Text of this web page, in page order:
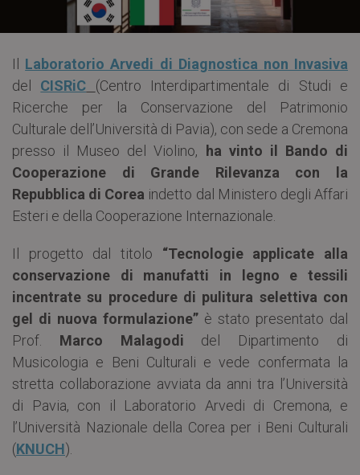
Il Laboratorio Arvedi di Diagnostica non Invasiva
del CISRiC
(Centro Interdipartimentale di Studi e
Ricerche per la Conservazione del Patrimonio
Culturale dell’Università di Pavia), con sede a Cremona
presso il Museo del Violino, ha vinto il Bando di
Cooperazione di Grande Rilevanza con la
Repubblica di Corea indetto dal Ministero degli Affari
Esteri e della Cooperazione Internazionale.
Il progetto dal titolo “Tecnologie applicate alla
conservazione di manufatti in legno e tessili
incentrate su procedure di pulitura selettiva con
gel di nuova formulazione” è stato presentato dal
Prof. Marco Malagodi del Dipartimento di
Musicologia e Beni Culturali e vede confermata la
stretta collaborazione avviata da anni tra l’Università
di Pavia, con il Laboratorio Arvedi di Cremona, e
l’Università Nazionale della Corea per i Beni Culturali
(KNUCH).